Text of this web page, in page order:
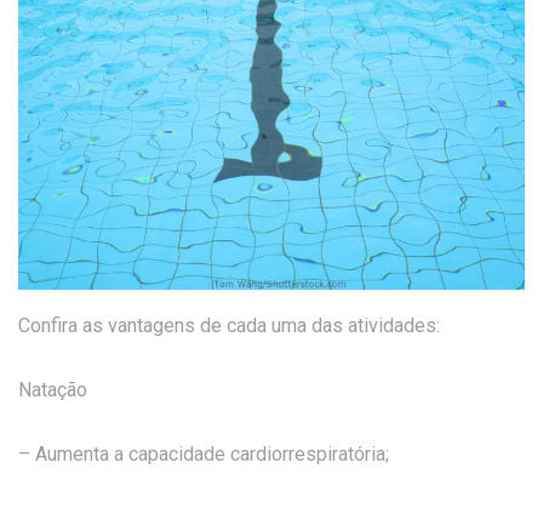
Confira as vantagens de cada uma das atividades:
Natação
– Aumenta a capacidade cardiorrespiratória;